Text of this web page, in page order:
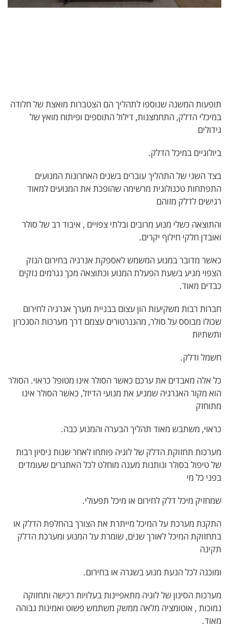
תופעות המשנה שנוספו לתהליך הם הצטברות מואצת של חלודה
במיכלי הדלק, התחמצנות, דילול התוספים ופיתוח מואץ של
גידולים
ביולוגיים במיכל הדלק.
בצד השני של התהליך עוברים בשנים האחרונות המנועים
התפתחות טכנולוגית מרשימה שהופכת את המנועים למאוד
רגישים לדלק מזוהם
והתוצאה כשלי מנוע מרובים ובלתי צפויים , איבוד רב של סולר
ואובדן חלקי חילוף יקרים.
כאשר מדובר במנוע המשמש לאספקת אנרגיה בחירום הנזק
הצפוי מגיע בשעת הפעלת המנוע וכתוצאה מכך נגרמים נזקים
כבדים מאוד.
חברות רבות משקיעות הון עצום בבניית מערך אנרגיה לחירום
שכולו מבוסס על סולר, מהגנרטורים עצמם דרך מערכות הסנכרון
ותשתיות
חשמל ודלק.
כל אלה מאבדים את ערכם כאשר הסולר אינו מטופל כראוי. הסולר
הוא מקור האנרגיה שמניע את מנועי הדיזל, כאשר הסולר אינו
מתוחזק
כראוי, משתבש מאוד תהליך הבערה והמנוע כבה.
מערכות תחזוקת הדלק של לוגיה פותחו לאחר שנות ניסיון רבות
של טיפול בסולר ונותנות מענה מוחלט לכל האתגרים שעומדים
בפני כל מי
שמחזיק מיכל דלק לחירום או מיכל תפעולי.
התקנת מערכת על המיכל מייתרת את הצורך בהחלפת הדלק או
בתחזוקת המיכל לאורך שנים, שומרת על המנוע ומערכת הדלק
תקינה
ומוכנה לכל הנעת מנוע בשגרה או בחירום.
מערכות הסינון של לוגיה מתאפיינות בעלויות רכישה ותחזוקה
נמוכות , אוטומציה מלאה ממשק משתמש פשוט ואמינות גבוהה
מאוד.